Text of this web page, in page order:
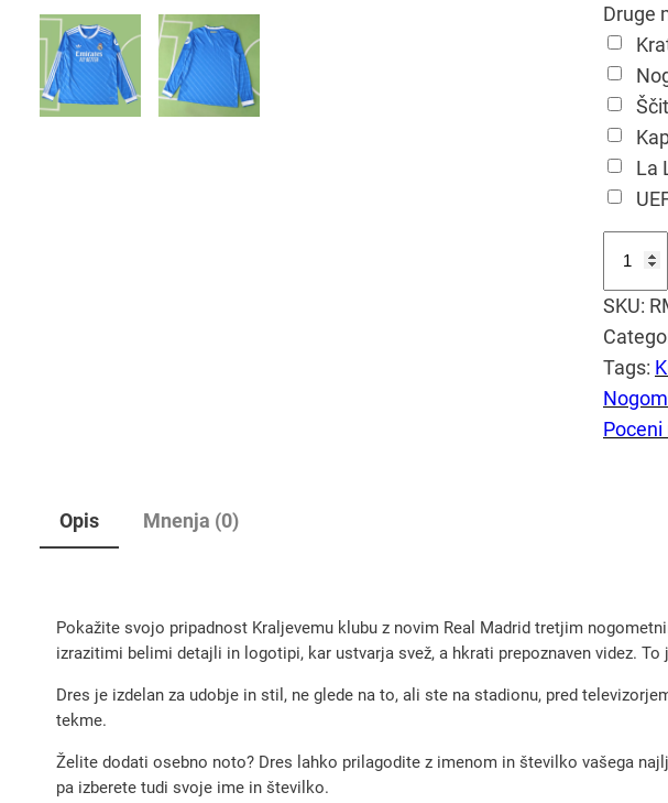
Druge
La
l
g
r
o
k
m
t
i
SKU:
Tags:
Opis Mnenja (0)
Pokažite svojo pripadnost Kraljevemu klubu z novim Real Madrid tretjim
izrazitimi belimi detajli in logotipi, kar ustvarja svež, a hkrati prepoznaven videz.
Dres je izdelan za udobje in stil, ne glede na to, ali ste na stadionu, pred
tekme.
Želite dodati osebno noto? Dres lahko prilagodite z imenom in številko vašega
pa izberete tudi svoje ime in številko.